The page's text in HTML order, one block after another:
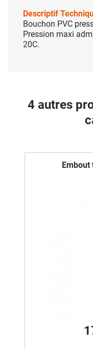
Descriptif
Bouchon PVC
Pression maxi
20C.
4 autres
Embout